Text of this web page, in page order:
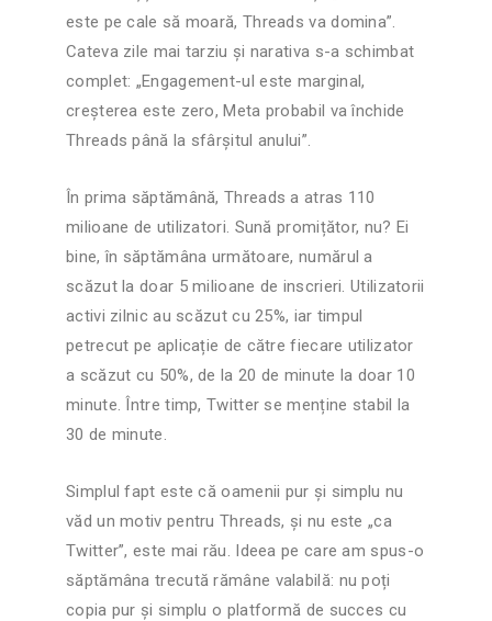
este pe cale să moară, Threads va domina”.
Cateva zile mai tarziu și narativa s-a schimbat
complet: „Engagement-ul este marginal,
creșterea este zero, Meta probabil va închide
Threads până la sfârșitul anului”.
În prima săptămână, Threads a atras 110
milioane de utilizatori. Sună promițător, nu? Ei
bine, în săptămâna următoare, numărul a
scăzut la doar 5 milioane de inscrieri. Utilizatorii
activi zilnic au scăzut cu 25%, iar timpul
petrecut pe aplicație de către fiecare utilizator
a scăzut cu 50%, de la 20 de minute la doar 10
minute. Între timp, Twitter se menține stabil la
30 de minute.
Simplul fapt este că oamenii pur și simplu nu
văd un motiv pentru Threads, și nu este „ca
Twitter”, este mai rău. Ideea pe care am spus-o
săptămâna trecută rămâne valabilă: nu poți
copia pur și simplu o platformă de succes cu